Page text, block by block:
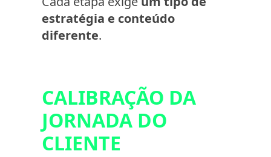
estratégia e conteúdo
diferente.
CALIBRAÇÃO DA
JORNADA DO
CLIENTE